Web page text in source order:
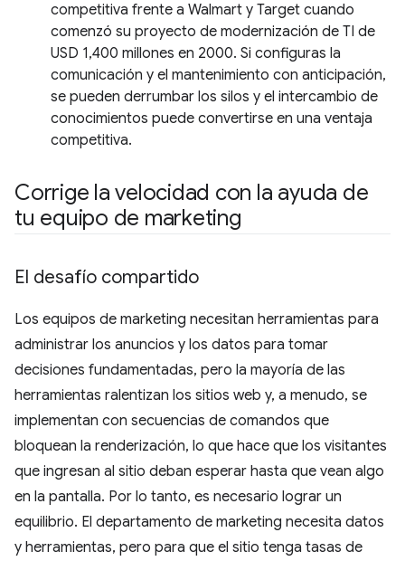
competitiva frente a Walmart y Target cuando
comenzó su proyecto de modernización de TI de
USD 1,400 millones en 2000. Si configuras la
comunicación y el mantenimiento con anticipación,
se pueden derrumbar los silos y el intercambio de
conocimientos puede convertirse en una ventaja
competitiva.
Corrige la velocidad con la ayuda de
tu equipo de marketing
El desafío compartido
Los equipos de marketing necesitan herramientas para
administrar los anuncios y los datos para tomar
decisiones fundamentadas, pero la mayoría de las
herramientas ralentizan los sitios web y, a menudo, se
implementan con secuencias de comandos que
bloquean la renderización, lo que hace que los visitantes
que ingresan al sitio deban esperar hasta que vean algo
en la pantalla. Por lo tanto, es necesario lograr un
equilibrio. El departamento de marketing necesita datos
y herramientas, pero para que el sitio tenga tasas de